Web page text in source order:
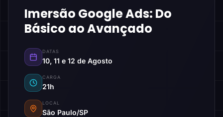
Imersão Google Ads: Do
Básico ao Avançado
DATAS
10, 11 e 12 de Agosto
CARGA
21h
LOCAL
São Paulo/SP